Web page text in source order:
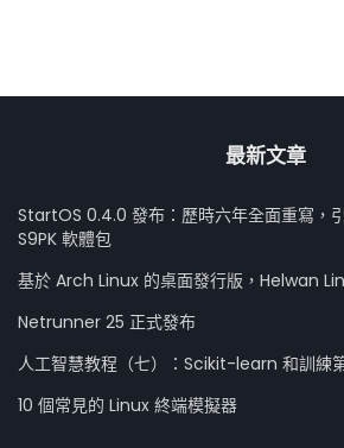
最新文章
StartOS 0.4.0 發布：歷時六年全面重寫，
S9PK 軟體包
基於 Arch Linux 的桌面發行版，Helwan
Netrunner 25 正式發布
人工智慧教程（七）：Scikit-learn 和訓練
10 個常見的 Linux 終端模擬器